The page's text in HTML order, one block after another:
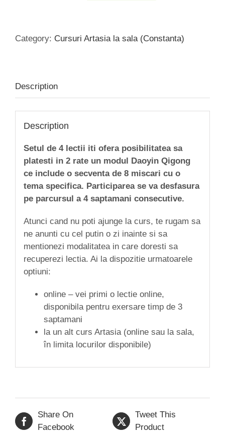
Daoyin
Category: Cursuri Artasia la sala (Constanta)
Description
Description
Setul de 4 lectii iti ofera posibilitatea sa
platesti in 2 rate un modul Daoyin Qigong
ce include o secventa de 8 miscari cu o
tema specifica. Participarea se va desfasura
pe parcursul a 4 saptamani consecutive.
Atunci cand nu poti ajunge la curs, te rugam sa
ne anunti cu cel putin o zi inainte si sa
mentionezi modalitatea in care doresti sa
recuperezi lectia. Ai la dispozitie urmatoarele
optiuni:
online – vei primi o lectie online,
disponibila pentru exersare timp de 3
saptamani
la un alt curs Artasia (online sau la sala,
în limita locurilor disponibile)
Share On
Facebook
Tweet This
Product